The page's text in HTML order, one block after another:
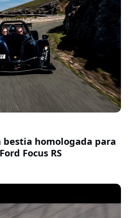
bestia homologada para
Focus RS